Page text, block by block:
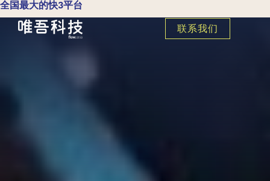
全国最大的快3平台
联系我们